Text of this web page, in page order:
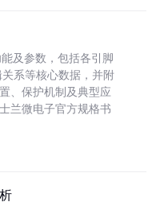
及参数，包括各引脚
系等核心数据，并附
、保护机制及典型应
兰微电子官方规格书